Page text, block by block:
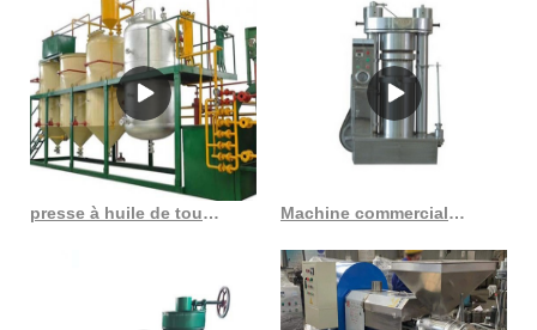
presse à huile de tournesol la plus pratique Machine commerciale multifonctionnelle de presse à huile de ricin de germe de maïs 2023